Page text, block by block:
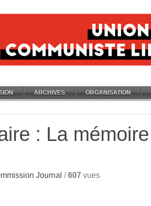
ARCHIVES ORGANISATION
: La mémoire
Journal /607 vues